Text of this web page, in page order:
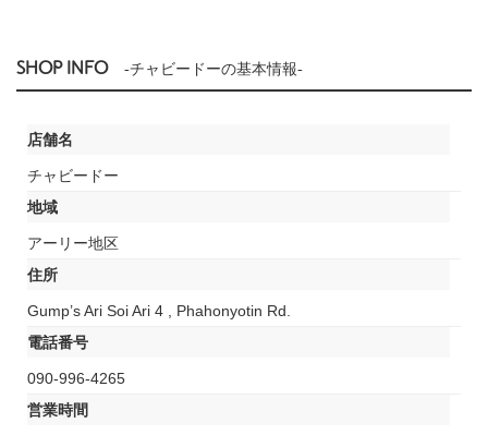
SHOP INFO -チャビードーの基本情報-
店舗名
チャビードー
地域
アーリー地区
住所
Gump’s Ari Soi Ari 4 , Phahonyotin Rd.
電話番号
090-996-4265
営業時間